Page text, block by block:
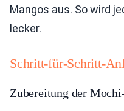
Mangos aus. So wird
lecker.
Schritt-für-Schritt-
Zubereitung der